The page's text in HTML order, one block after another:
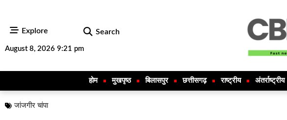
Explore Search
August 8, 2026 9:21 pm
होम मुखपृष्ठ बिलासपुर छत्तीसगढ़ राष्ट्रीय अंतर्राष्ट्रीय
जांजगीर चांपा